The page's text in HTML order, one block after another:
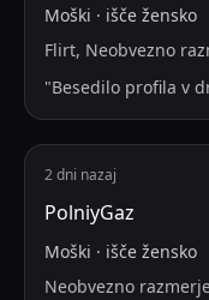
Moški · išče žensko
Flirt, Neobvezno
"Besedilo profila v
2 dni nazaj
PolniyGaz
Moški · išče žensko
Neobvezno